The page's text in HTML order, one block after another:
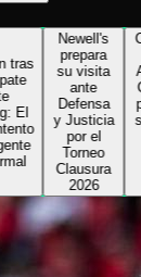
prepara
su visita
ante
Defensa
y Justicia
por el
Torneo
Clausura
Conflicto
en
Arroyito:
Campaz
presiona
su salida
tras el
triunfo
ante
River